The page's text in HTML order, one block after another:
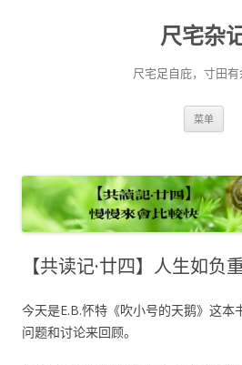
尺宅杂
尺宅足自庇，寸田有
菜单
【共读记·廿四】人生如负
今天是E.B.怀特《吹小号的天鹅》这本
问题和讨论来回顾。